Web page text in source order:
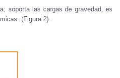
soporta las cargas de gravedad, es
(Figura 2).